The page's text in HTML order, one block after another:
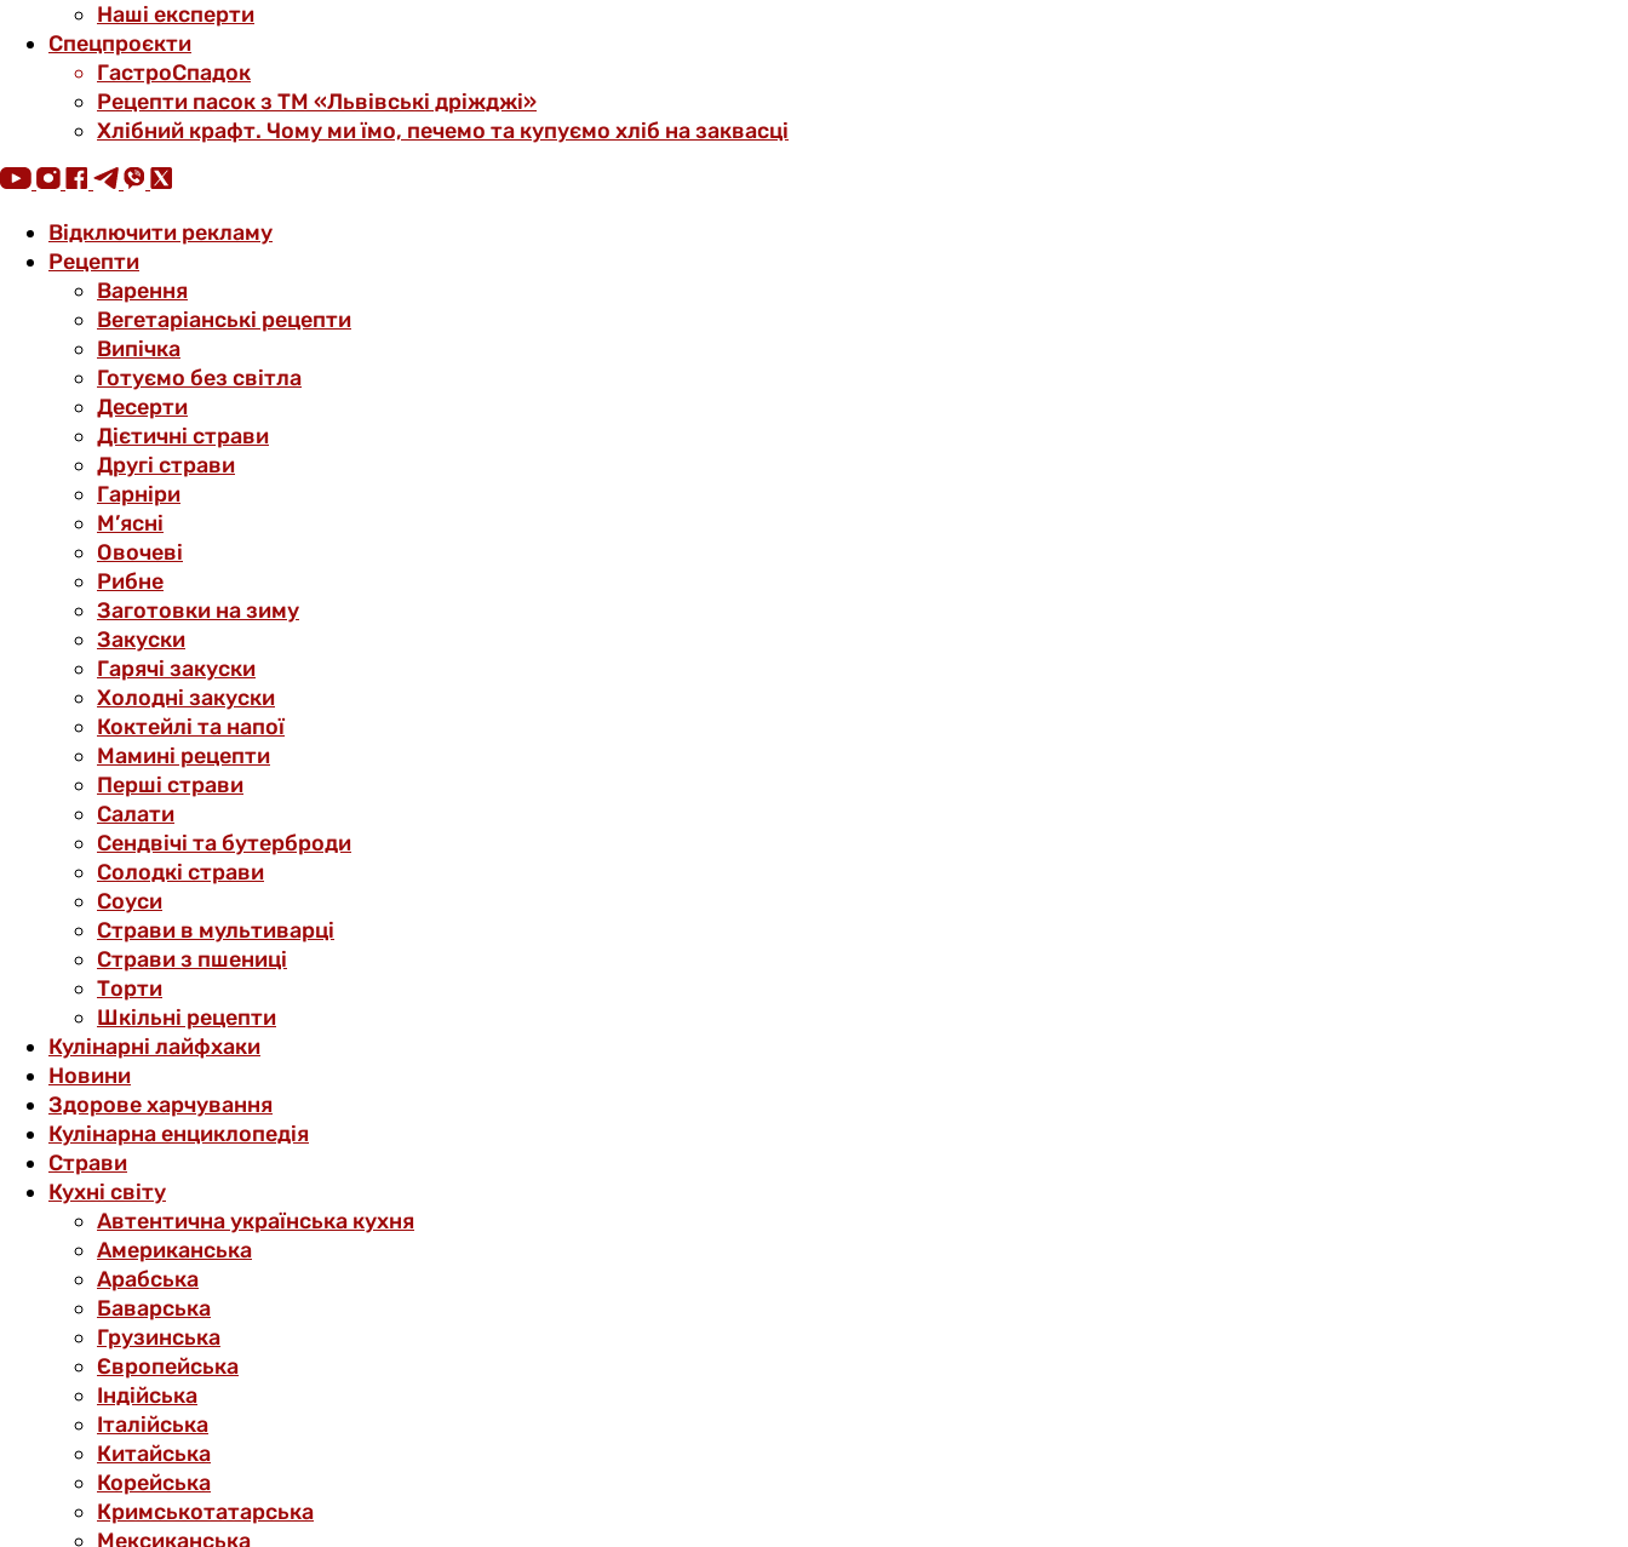
Наші експерти
Спецпроєкти
ГастроСпадок
Рецепти пасок з ТМ «Львівські дріжджі»
Хлібний крафт. Чому ми їмо, печемо та купуємо хліб на заквасці
Відключити рекламу
Рецепти
Варення
Вегетаріанські рецепти
Випічка
Готуємо без світла
Десерти
Дієтичні страви
Другі страви
Гарніри
М’ясні
Овочеві
Рибне
Заготовки на зиму
Закуски
Гарячі закуски
Холодні закуски
Коктейлі та напої
Мамині рецепти
Перші страви
Салати
Сендвічі та бутерброди
Солодкі страви
Соуси
Страви в мультиварці
Страви з пшениці
Торти
Шкільні рецепти
Кулінарні лайфхаки
Новини
Здорове харчування
Кулінарна енциклопедія
Страви
Кухні світу
Автентична українська кухня
Американська
Арабська
Баварська
Грузинська
Європейська
Індійська
Італійська
Китайська
Корейська
Кримськотатарська
Мексиканська